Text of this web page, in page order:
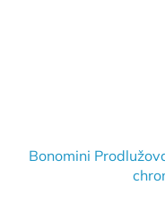
Bonomini